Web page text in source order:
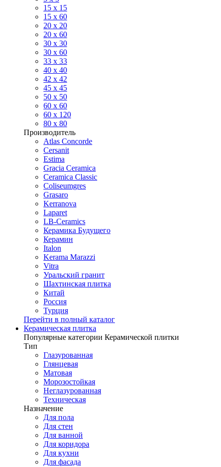
15 x 15
15 x 60
20 х 20
20 x 60
30 х 30
30 x 60
33 x 33
40 х 40
42 x 42
45 x 45
50 x 50
60 х 60
60 x 120
80 x 80
Производитель
Atlas Concorde
Cersanit
Estima
Gracia Ceramica
Ceramica Classic
Coliseumgres
Grasaro
Kerranova
Laparet
LB-Ceramics
Керамика Будущего
Керамин
Italon
Kerama Marazzi
Vitra
Уральский гранит
Шахтинская плитка
Китай
Россия
Турция
Перейти в полный каталог
Керамическая плитка
Популярные категории Керамической плитки
Тип
Глазурованная
Глянцевая
Матовая
Морозостойкая
Неглазурованная
Техническая
Назначение
Для пола
Для стен
Для ванной
Для коридора
Для кухни
Для фасада